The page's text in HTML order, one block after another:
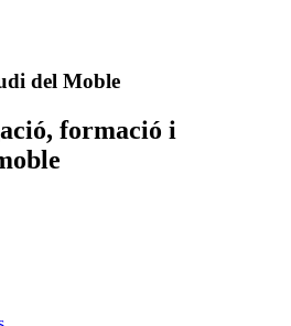
del Moble
formació i